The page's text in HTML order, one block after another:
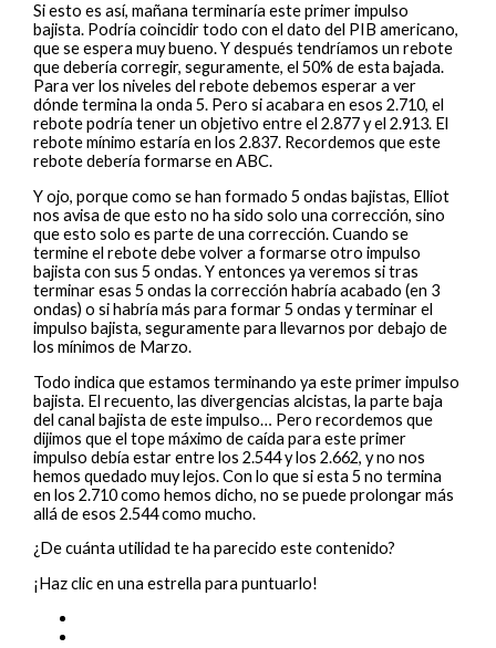
Si esto es así, mañana terminaría este primer impulso
bajista. Podría coincidir todo con el dato del PIB americano,
que se espera muy bueno. Y después tendríamos un rebote
que debería corregir, seguramente, el 50% de esta bajada.
Para ver los niveles del rebote debemos esperar a ver
dónde termina la onda 5. Pero si acabara en esos 2.710, el
rebote podría tener un objetivo entre el 2.877 y el 2.913. El
rebote mínimo estaría en los 2.837. Recordemos que este
rebote debería formarse en ABC.
Y ojo, porque como se han formado 5 ondas bajistas, Elliot
nos avisa de que esto no ha sido solo una corrección, sino
que esto solo es parte de una corrección. Cuando se
termine el rebote debe volver a formarse otro impulso
bajista con sus 5 ondas. Y entonces ya veremos si tras
terminar esas 5 ondas la corrección habría acabado (en 3
ondas) o si habría más para formar 5 ondas y terminar el
impulso bajista, seguramente para llevarnos por debajo de
los mínimos de Marzo.
Todo indica que estamos terminando ya este primer impulso
bajista. El recuento, las divergencias alcistas, la parte baja
del canal bajista de este impulso… Pero recordemos que
dijimos que el tope máximo de caída para este primer
impulso debía estar entre los 2.544 y los 2.662, y no nos
hemos quedado muy lejos. Con lo que si esta 5 no termina
en los 2.710 como hemos dicho, no se puede prolongar más
allá de esos 2.544 como mucho.
¿De cuánta utilidad te ha parecido este contenido?
¡Haz clic en una estrella para puntuarlo!